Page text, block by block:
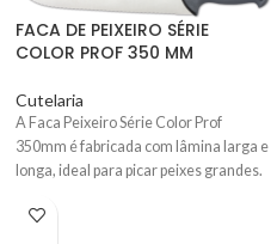
FACA DE PEIXEIRO SÉRIE
COLOR PROF 350 MM
Cutelaria
A Faca Peixeiro Série Color Prof
350mm é fabricada com lâmina larga e
longa, ideal para picar peixes grandes.